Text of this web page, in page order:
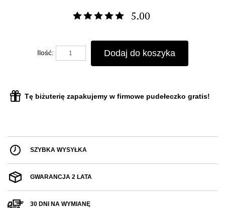
5.00
Ilość: Dodaj do koszyka
Tę biżuterię zapakujemy w firmowe pudełeczko gratis!
SZYBKA WYSYŁKA
GWARANCJA 2 LATA
30 DNI NA WYMIANĘ